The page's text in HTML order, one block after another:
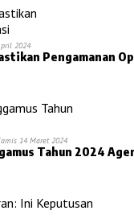
2024
Pengamanan
14 Maret 2024
Tahun 2024